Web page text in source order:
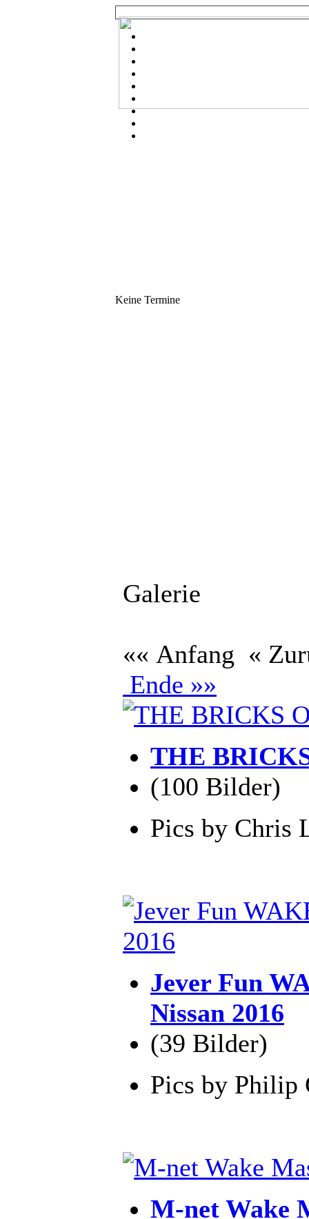
Keine Termine
Galerie
«« Anfang «
Ende »»
THE
(100 Bilder)
Pics by Chris
Jever Fun
Nissan 2016
(39 Bilder)
Pics by Philip
M-net Wake